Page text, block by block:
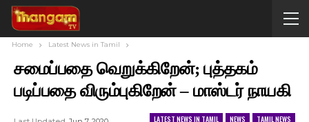
Home Latest News in Tamil
சமைப்பதை வெறுக்கிறேன்; புத்தகம்
படிப்பதை விரும்புகிறேன் – மாஸ்டர் நாயகி
LATEST NEWS IN TAMIL NEWS TAMIL NEWS